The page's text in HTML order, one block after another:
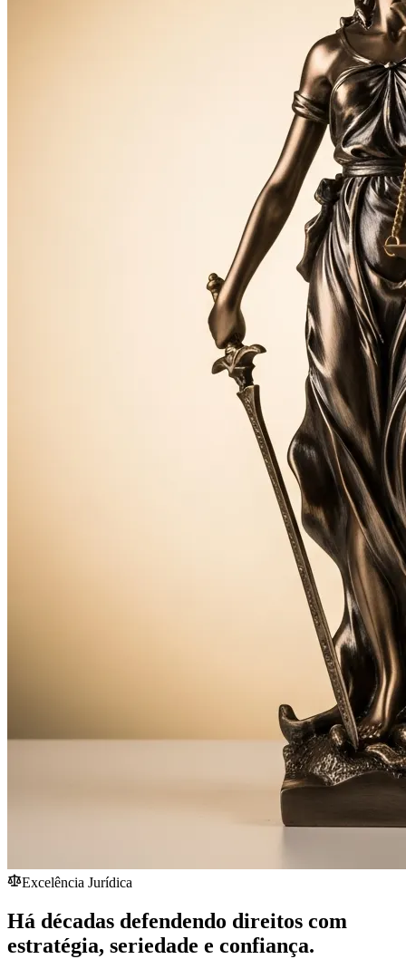
Excelência Jurídica
Há décadas defendendo direitos com
estratégia, seriedade e confiança.